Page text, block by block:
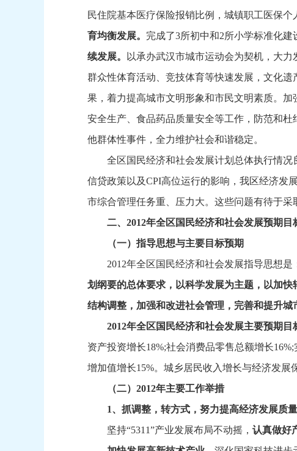
民住院基本医疗保险报销比例， 城镇职工医保个
育均衡发展。 完成了3所初中和2所小学标准化建
续发展。
以承办武汉市城市运动会为契机， 大力
群众性体育活动、 竞技体育等快速发展， 文化遗
果， 着力提高城市文明形象和市民文明素质。 加
安全生产、 食品药品质量安全等工作， 防范和杜
他群体性事件， 全力维护社会和谐稳定。
全区国民经济和社会发展计划总体执行情况
信贷政策以及CPI高位运行的影响， 我区经济发
市综合管理任务重、 压力大。 这些问题有待于采
二、 2012年全区国民经济和社会发展预期目
（一）指导思想与主要目标预期
2012年全区国民经济和社会发展指导思想是
划纲要的总体要求 ， 以科学发展为主题， 以加快
结构调整， 加强和改进社会管理， 完善和提升城
2012年全区国民经济和社会发展主要预期目
资产投资增长18%;社会消费品零售总额增长16%;
增加值增长15%。 城乡居民收入增长与经济发展
（二）2012年主要工作举措
1、 抓调整， 转方式，努力提高经济发展质量
坚持“5311”产业发展布局不动摇， 认真做好